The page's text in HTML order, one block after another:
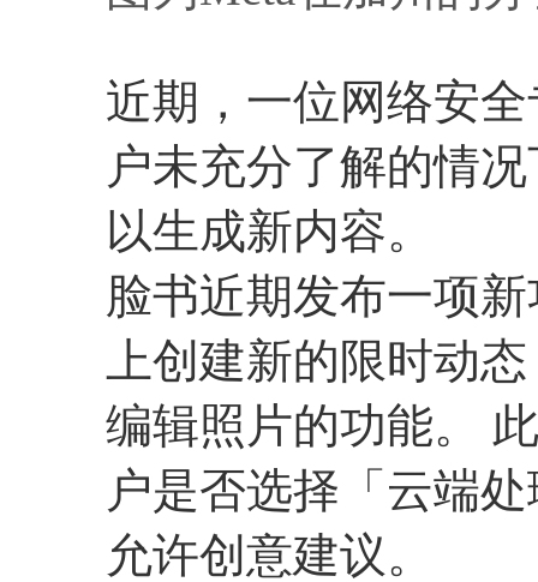
近期，一位网络安
户未充分了解的情
以生成新内容。
脸书近期发布一项
上创建新的限时动
编辑照片的功能。
户是否选择「云端处
允许创意建议。